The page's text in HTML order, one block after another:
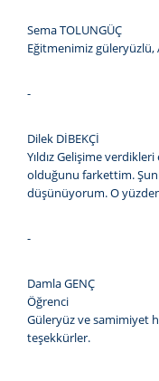
Sema TOLUNGÜÇ
Eğitmenimiz güleryüzlü,
-
Dilek DİBEKÇİ
Yıldız Gelişime
olduğunu farkettim.
düşünüyorum. O
-
Damla GENÇ
Öğrenci
Güleryüz ve samimiyet
teşekkürler.